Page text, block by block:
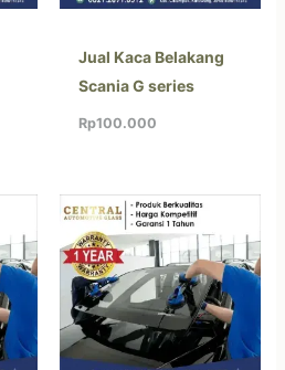
Jual Kaca Belakang
Scania G series
Rp100.000